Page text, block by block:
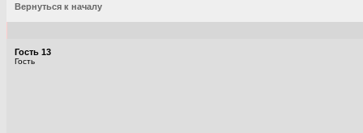
Вернуться к началу
Гость 13
Гость